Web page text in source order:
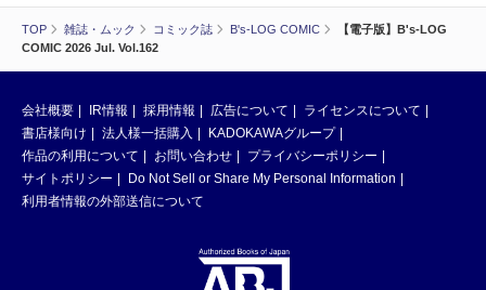
TOP 雑誌・ムック コミック誌 B's-LOG COMIC
【電子版】B's-LOG
COMIC 2026 Jul. Vol.162
会社概要 IR情報 採用情報 広告について
ライセンスについて
書店様向け
法人様一括購入
KADOKAWAグループ
作品の利用について
お問い合わせ
プライバシーポリシー
サイトポリシー
Do Not Sell or Share My Personal Information
利用者情報の外部送信について